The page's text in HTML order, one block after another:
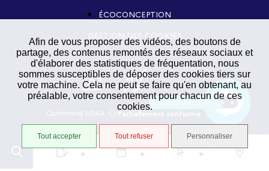
Afin de vous proposer des vidéos, des boutons de
partage, des contenus remontés des réseaux sociaux et
d'élaborer des statistiques de fréquentation, nous
sommes susceptibles de déposer des cookies tiers sur
votre machine. Cela ne peut se faire qu'en obtenant, au
préalable, votre consentement pour chacun de ces
cookies.
Tout accepter Tout refuser Personnaliser
ÉCOCONCEPTION
GESTION DES COOKIES
Avez-vous une question ?